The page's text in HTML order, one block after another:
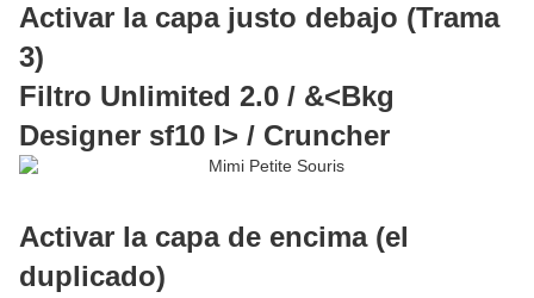
Activar la capa justo debajo (Trama
3)
Filtro Unlimited 2.0 / &<Bkg
Designer sf10 I> / Cruncher
Activar la capa de encima (el
duplicado)